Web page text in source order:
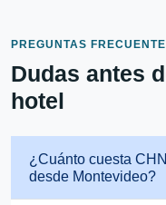
PREGUNTAS
Dudas antes
hotel
¿Cuánto cuesta
desde Montevideo?